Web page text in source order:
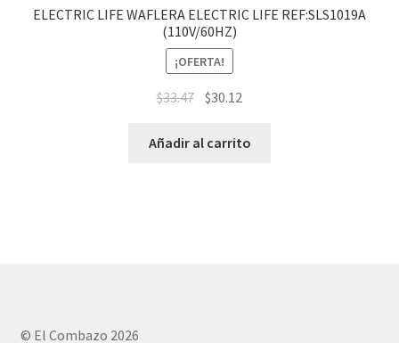
ELECTRIC LIFE WAFLERA ELECTRIC LIFE REF:SLS1019A
(110V/60HZ)
¡OFERTA!
$33.47 $30.12
Añadir al carrito
© El Combazo 2026